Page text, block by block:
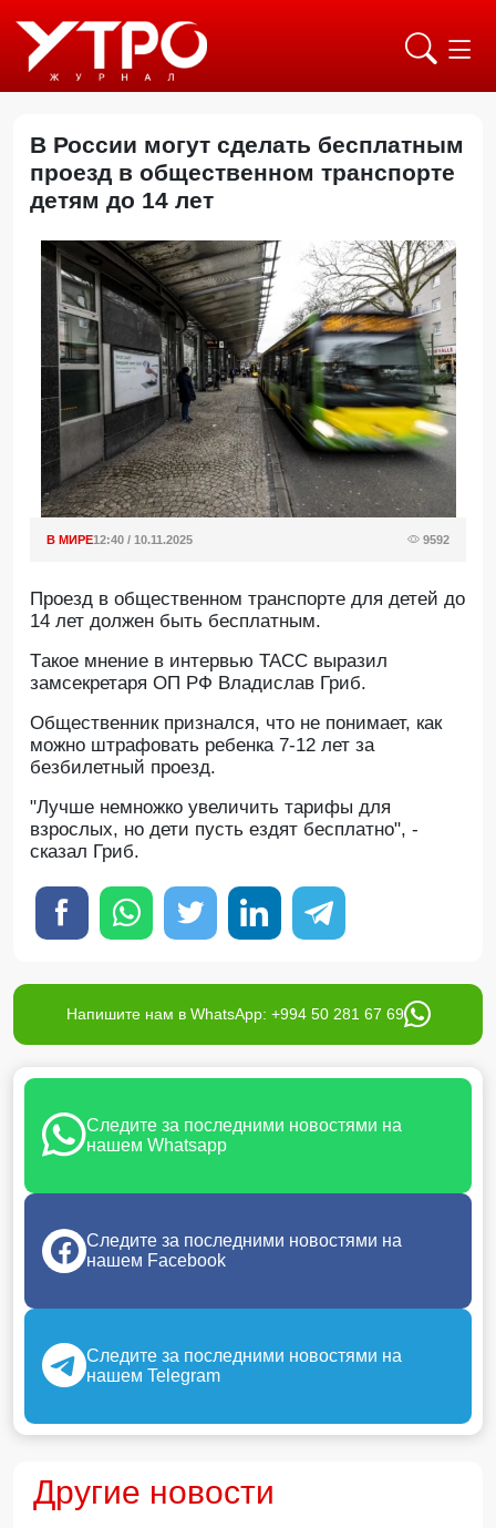
В России могут сделать бесплатным
проезд в общественном транспорте
детям до 14 лет
В МИРЕ12:40 / 10.11.2025 9592
Проезд в общественном транспорте для детей до
14 лет должен быть бесплатным.
Tакое мнение в интервью ТАСС выразил
замсекретаря ОП РФ Владислав Гриб.
Общественник признался, что не понимает, как
можно штрафовать ребенка 7-12 лет за
безбилетный проезд.
"Лучше немножко увеличить тарифы для
взрослых, но дети пусть ездят бесплатно", -
сказал Гриб.
Напишите нам в WhatsApp: +994 50 281 67 69
Следите за последними новостями на
нашем Whatsapp
Следите за последними новостями на
нашем Facebook
Следите за последними новостями на
нашем Telegram
Другие новости